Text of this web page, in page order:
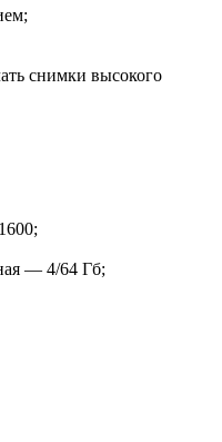
снимки высокого
— 4/64 Гб;